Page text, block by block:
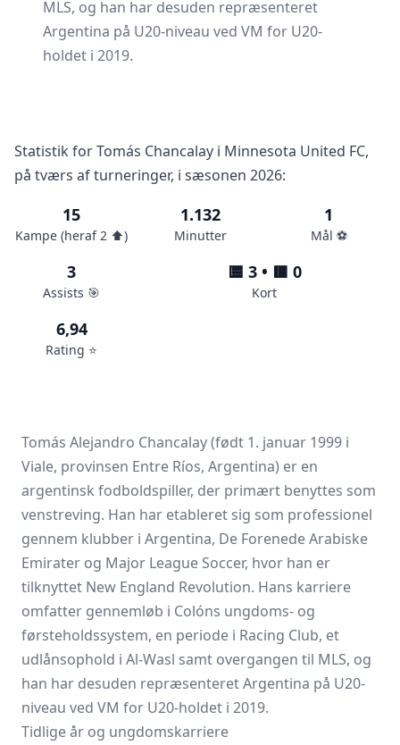
MLS, og han har desuden repræsenteret
Argentina på U20-niveau ved VM for U20-
holdet i 2019.
Statistik for Tomás Chancalay i Minnesota United FC,
på tværs af turneringer, i sæsonen 2026:
15
Kampe (heraf 2 ⬆️)
1.132
Minutter
1
Mål ⚽️
3
Assists 🎯
🟨 3 • 🟥 0
Kort
6,94
Rating ⭐️
Tomás Alejandro Chancalay (født 1. januar 1999 i
Viale, provinsen Entre Ríos, Argentina) er en
argentinsk fodboldspiller, der primært benyttes som
venstreving. Han har etableret sig som professionel
gennem klubber i Argentina, De Forenede Arabiske
Emirater og Major League Soccer, hvor han er
tilknyttet New England Revolution. Hans karriere
omfatter gennemløb i Colóns ungdoms- og
førsteholdssystem, en periode i Racing Club, et
udlånsophold i Al‑Wasl samt overgangen til MLS, og
han har desuden repræsenteret Argentina på U20-
niveau ved VM for U20-holdet i 2019.
Tidlige år og ungdomskarriere